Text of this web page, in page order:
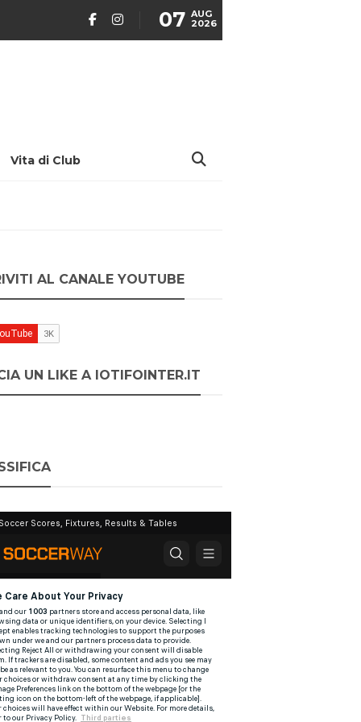
07 AUG
2026
Vita di Club
AL CANALE YOUTUBE
UN LIKE A IOTIFOINTER.IT